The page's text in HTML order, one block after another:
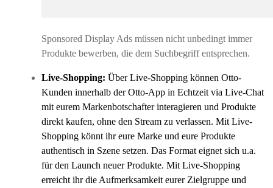
Sponsored Display Ads müssen nicht unbedingt immer
Produkte bewerben, die dem Suchbegriff entsprechen.
Live-Shopping: Über Live-Shopping können Otto-
Kunden innerhalb der Otto-App in Echtzeit via Live-Chat
mit eurem Markenbotschafter interagieren und Produkte
direkt kaufen, ohne den Stream zu verlassen. Mit Live-
Shopping könnt ihr eure Marke und eure Produkte
authentisch in Szene setzen. Das Format eignet sich u.a.
für den Launch neuer Produkte. Mit Live-Shopping
erreicht ihr die Aufmerksamkeit eurer Zielgruppe und